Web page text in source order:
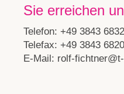
Sie erreichen
Telefon: +49 3843
Telefax: +49 3843
E-Mail: rolf-